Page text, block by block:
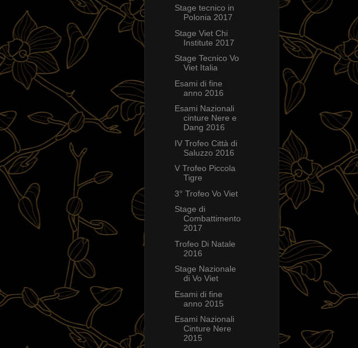
Stage tecnico in
Polonia 2017
Stage Viet Chi
Institute 2017
Stage Tecnico Vo
Viet Italia
Esami di fine
anno 2016
Esami Nazionali
cinture Nere e
Dang 2016
IV Trofeo Città di
Saluzzo 2016
V Trofeo Piccola
Tigre
3° Trofeo Vo Viet
Stage di
Combattimento
2017
Trofeo Di Natale
2016
Stage Nazionale
di Vo Viet
Esami di fine
anno 2015
Esami Nazionali
Cinture Nere
2015